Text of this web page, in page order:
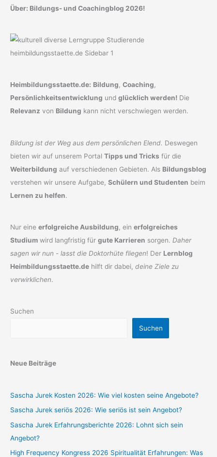
Über: Bildungs- und Coachingblog 2026!
Heimbildungsstaette.de: Bildung,Coaching,
Persönlichkeitsentwicklung undglücklich werden! Die
Relevanz von Bildung kann nicht verschwiegen werden.
Bildung ist der Weg aus dem persönlichen Elend. Deswegen
bieten wir auf unserem PortalTipps und Tricks für die
Weiterbildung auf verschiedenen Gebieten. Als Bildungsblog
verstehen wir unsere Aufgabe,Schülern und Studenten beim
Lernen zu helfen.
Nur eineerfolgreiche Ausbildung, einerfolgreiches
Studium wird langfristig fürgute Karrieren sorgen. Daher
sagen wir nun - lasst die Doktorhüte fliegen! Der Lernblog
Heimbildungsstaette.de hilft dir dabei,deine Ziele zu
verwirklichen.
Suchen
Suchen
Neue Beiträge
Sascha Jurek Kosten 2026: Wie viel kosten seine Angebote?
Sascha Jurek seriös 2026: Wie seriös ist sein Angebot?
Sascha Jurek Erfahrungsberichte 2026: Lohnt sich sein
Angebot?
High Frequency Kongress 2026 Spiritualität Erfahrungen: Was